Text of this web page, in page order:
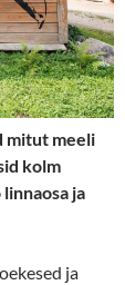
mitut meeli
kolm
ja
ja